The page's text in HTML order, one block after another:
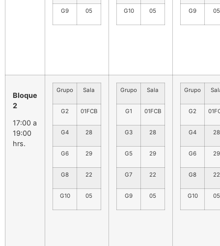
G9 05 G10 05 G9 05
Bloque
2
17:00 a
19:00
hrs.
Grupo Sala
G2 01FCB
G4 28
G6 29
G8 22
G10 05
Grupo Sala
G1 01FCB
G3 28
G5 29
G7 22
G9 05
Grupo
G2
G4 28
G6 29
G8 22
G10 05